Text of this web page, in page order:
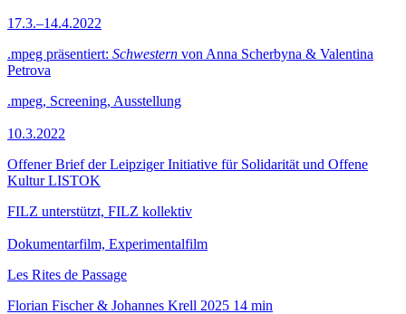
17.3.–14.4.2022
.mpeg präsentiert: Schwestern von Anna Scherbyna & Valentina
Petrova
.mpeg, Screening, Ausstellung
10.3.2022
Offener Brief der Leipziger Initiative für Solidarität und Offene
Kultur LISTOK
FILZ unterstützt, FILZ kollektiv
Dokumentarfilm, Experimentalfilm
Les Rites de Passage
Florian Fischer & Johannes Krell 2025 14 min